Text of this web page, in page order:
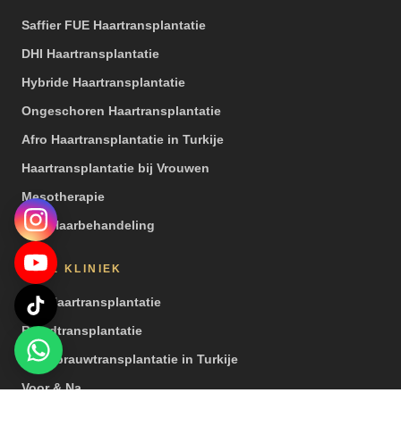
Saffier FUE Haartransplantatie
DHI Haartransplantatie
Hybride Haartransplantatie
Ongeschoren Haartransplantatie
Afro Haartransplantatie in Turkije
Haartransplantatie bij Vrouwen
Mesotherapie
PRP Haarbehandeling
ONZE KLINIEK
Een Haartransplantatie
Baardtransplantatie
Wenkbrauwtransplantatie in Turkije
Voor & Na